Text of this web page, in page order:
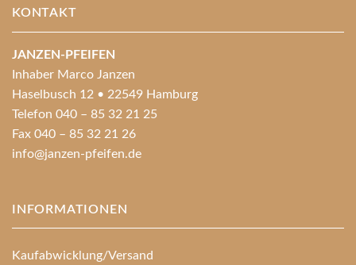
KONTAKT
JANZEN-PFEIFEN
Inhaber Marco Janzen
Haselbusch 12 • 22549 Hamburg
Telefon 040 – 85 32 21 25
Fax 040 – 85 32 21 26
info@janzen-pfeifen.de
INFORMATIONEN
Kaufabwicklung/Versand